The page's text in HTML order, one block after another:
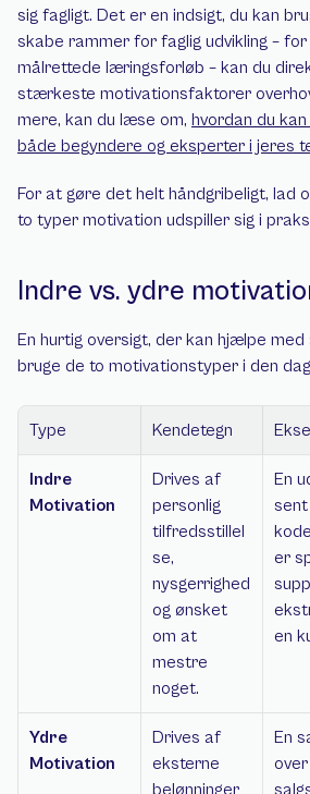
sig fagligt. Det er en indsigt, du kan
skabe rammer for faglig udvikling –
målrettede læringsforløb – kan du
stærkeste motivationsfaktorer
mere, kan du læse om, hvordan du
både begyndere og eksperter i jeres
For at gøre det helt håndgribeligt, lad
to typer motivation udspiller sig i
Indre vs. ydre
En hurtig oversigt, der kan hjælpe
bruge de to motivationstyper i den
Type Kendetegn
Indre
Motivation
Drives af
personlig
tilfredsstillel
se,
nysgerrighed
og ønsket
om at
mestre
noget.
En
er
en
Ydre
Motivation
Drives af
eksterne
belønninger
En